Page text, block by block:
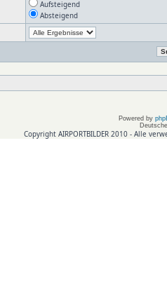
Aufsteigend
Absteigend
Powered by
Copyright AIRPORTBILDER 2010 - Alle